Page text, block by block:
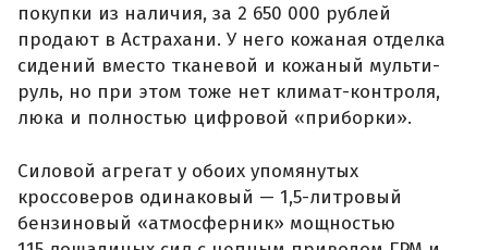
покупки из наличия, за 2 650 000 рублей
продают в Астрахани. У него кожаная отделка
сидений вместо тканевой и кожаный мульти-
руль, но при этом тоже нет климат-контроля,
люка и полностью цифровой «приборки».
Силовой агрегат у обоих упомянутых
кроссоверов одинаковый — 1,5-литровый
бензиновый «атмосферник» мощностью